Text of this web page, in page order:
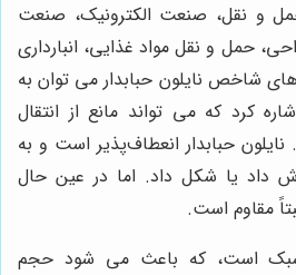
و نقل، صنعت الکترونیک، صنعت
حمل و نقل مواد غذایی، انبارداری
شاخص نایلون حبابدار می توان به
کرد که می تواند مانع از انتقال
حبابدار انعطاف‌پذیر است و به
داد یا شکل داد. اما در عین حال
مقاوم است.
سبک است، که باعث می شود حجم